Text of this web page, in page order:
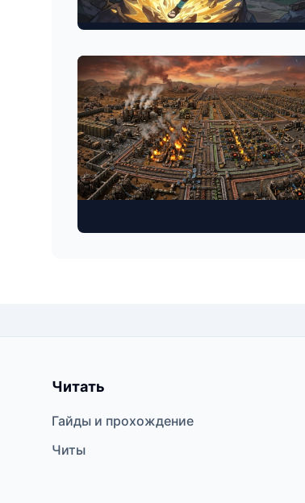
Читать
Гайды и прохождение
Читы